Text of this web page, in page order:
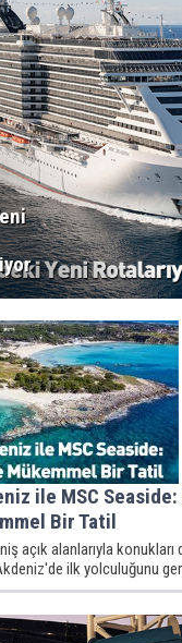
ile MSC Seaside:
Bir Tatil
açık alanlarıyla konukları
ilk yolculuğunu